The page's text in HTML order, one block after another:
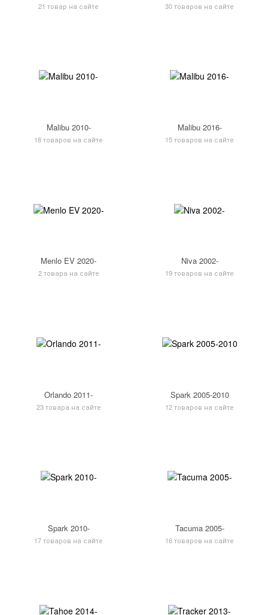
21 товар на сайте 30 товаров на сайте
Malibu 2010-
18 товаров на сайте
Malibu 2016-
15 товаров на сайте
Menlo EV 2020-
2 товара на сайте
Niva 2002-
19 товаров на сайте
Orlando 2011-
23 товара на сайте
Spark 2005-2010
12 товаров на сайте
Spark 2010-
17 товаров на сайте
Tacuma 2005-
16 товаров на сайте